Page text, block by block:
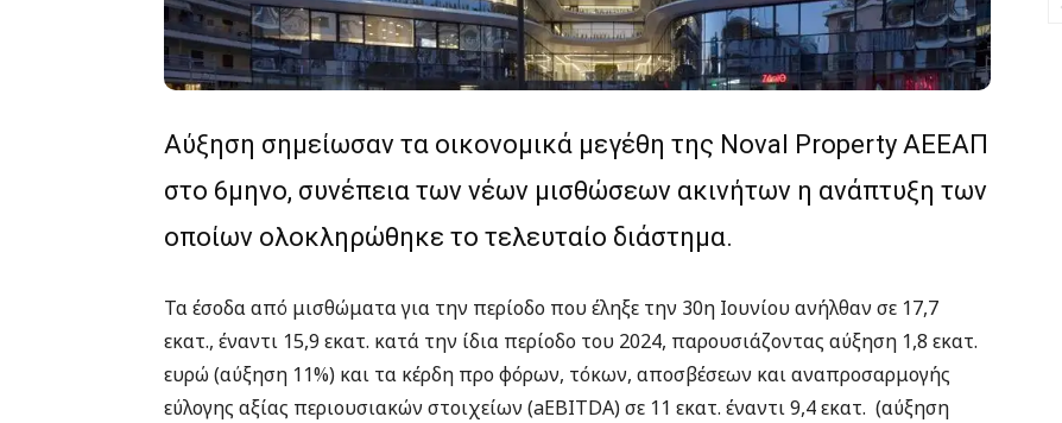
Αύξηση σημείωσαν τα οικονομικά μεγέθη της Noval Property ΑΕΕΑΠ
στο 6μηνο, συνέπεια των νέων μισθώσεων ακινήτων η ανάπτυξη των
οποίων ολοκληρώθηκε το τελευταίο διάστημα.
Τα έσοδα από μισθώματα για την περίοδο που έληξε την 30η Ιουνίου ανήλθαν σε 17,7
εκατ., έναντι 15,9 εκατ. κατά την ίδια περίοδο του 2024, παρουσιάζοντας αύξηση 1,8 εκατ.
ευρώ (αύξηση 11%) και τα κέρδη προ φόρων, τόκων, αποσβέσεων και αναπροσαρμογής
εύλογης αξίας περιουσιακών στοιχείων (aEBITDA) σε 11 εκατ. έναντι 9,4 εκατ. (αύξηση